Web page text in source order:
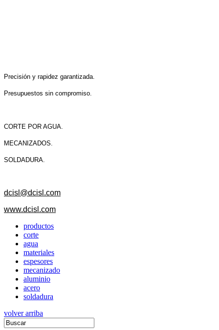
Precisión y rapidez garantizada.
Presupuestos sin compromiso.
CORTE POR AGUA.
MECANIZADOS.
SOLDADURA.
dcisl@dcisl.com
www.dcisl.com
productos
corte
agua
materiales
espesores
mecanizado
aluminio
acero
soldadura
volver arriba